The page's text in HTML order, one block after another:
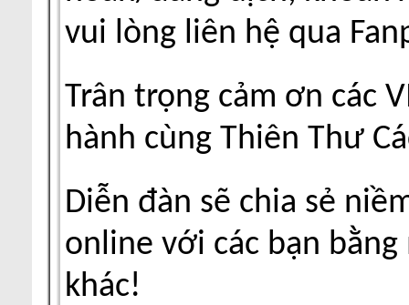
vui lòng liên hệ qua
Trân trọng cảm ơn các
hành cùng Thiên Thư
Diễn đàn sẽ chia sẻ
online với các bạn
khác!